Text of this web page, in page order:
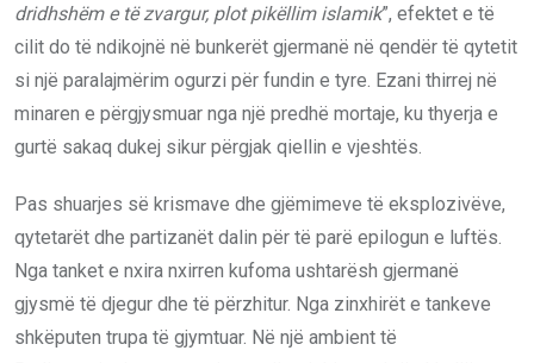
dridhshëm e të zvargur, plot pikëllim islamik”, efektet e të
cilit do të ndikojnë në bunkerët gjermanë në qendër të qytetit
si një paralajmërim ogurzi për fundin e tyre. Ezani thirrej në
minaren e përgjysmuar nga një predhë mortaje, ku thyerja e
gurtë sakaq dukej sikur përgjak qiellin e vjeshtës.
Pas shuarjes së krismave dhe gjëmimeve të eksplozivëve,
qytetarët dhe partizanët dalin për të parë epilogun e luftës.
Nga tanket e nxira nxirren kufoma ushtarësh gjermanë
gjysmë të djegur dhe të përzhitur. Nga zinxhirët e tankeve
shkëputen trupa të gjymtuar. Në një ambient të